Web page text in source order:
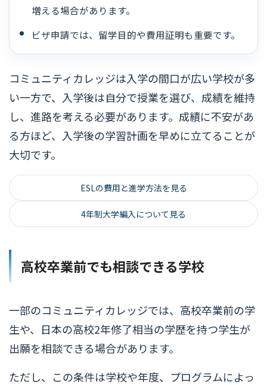
増える場合があります。
ビザ申請では、留学目的や費用証明も重要です。
コミュニティカレッジは入学の間口が広い学校が多
い一方で、入学後は自分で授業を選び、成績を維持
し、進路を考える必要があります。成績に不安があ
る方ほど、入学後の学習計画を早めに立てることが
大切です。
ESLの費用と進学方法を見る
4年制大学編入について見る
高校卒業前でも相談できる学校
一部のコミュニティカレッジでは、高校卒業前の学
生や、日本の高校2年修了相当の学歴を持つ学生が
出願を相談できる場合があります。
ただし、この条件は学校や年度、プログラムによっ